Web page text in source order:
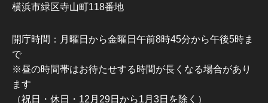
横浜市緑区寺山町118番地
開庁時間：月曜日から金曜日午前8時45分から午後5時ま
で
※昼の時間帯はお待たせする時間が長くなる場合があり
ます
（祝日・休日・12月29日から1月3日を除く）